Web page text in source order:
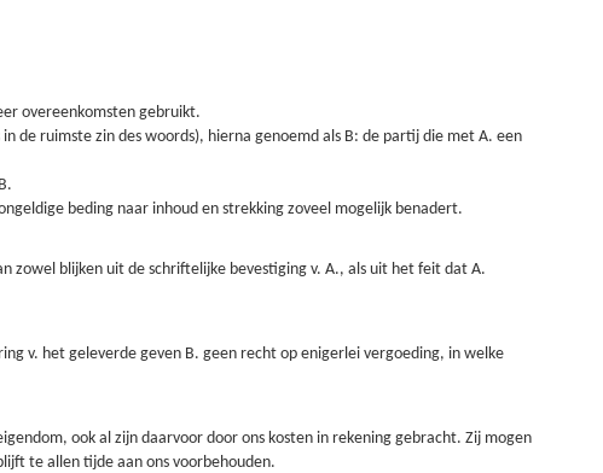
overeenkomsten gebruikt.
de ruimste zin des woords), hierna genoemd als B: de partij die met A. een
beding naar inhoud en strekking zoveel mogelijk benadert.
zowel blijken uit de schriftelijke bevestiging v. A., als uit het feit dat A.
v. het geleverde geven B. geen recht op enigerlei vergoeding, in welke
ook al zijn daarvoor door ons kosten in rekening gebracht. Zij mogen
te allen tijde aan ons voorbehouden.